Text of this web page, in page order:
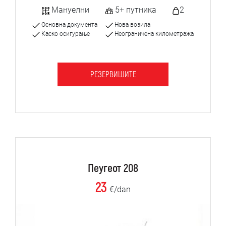
Мануелни 5+ путника 2
Основна документа
Каско осигурање
Нова возила
Неограничена километража
РЕЗЕРВИШИТЕ
Пеугеот 208
23 €/dan